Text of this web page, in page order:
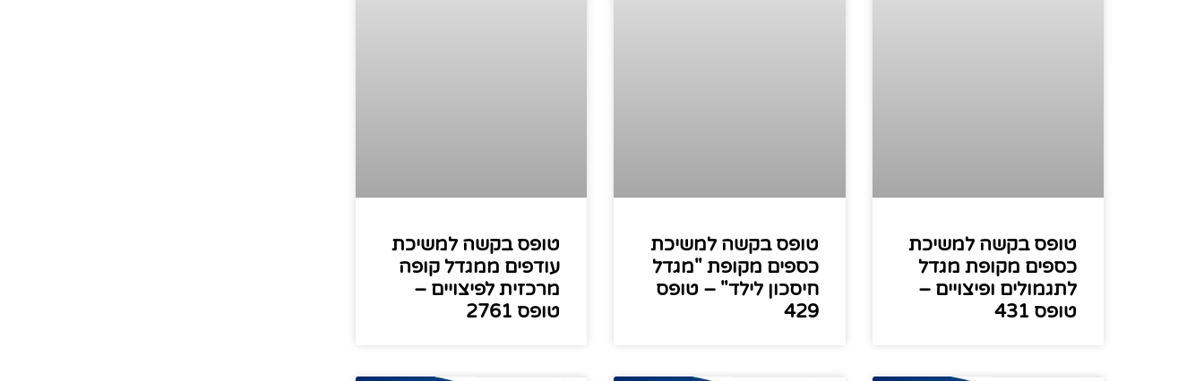
טופס בקשה למשיכת
כספים מקופת מגדל
לתגמולים ופיצויים –
טופס 431
טופס בקשה למשיכת
כספים מקופת "מגדל
חיסכון לילד" – טופס
429
טופס בקשה למשיכת
עודפים ממגדל קופה
מרכזית לפיצויים –
טופס 2761